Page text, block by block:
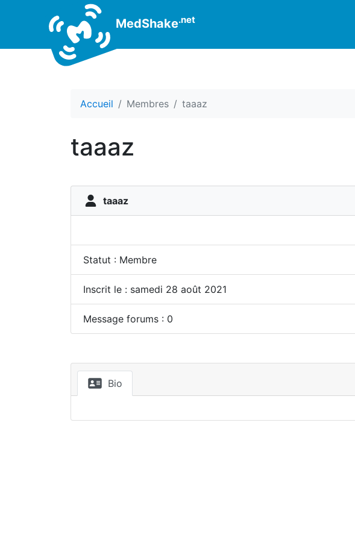
MedShake.net
Accueil Membres taaaz
taaaz
taaaz
Statut : Membre
Inscrit le : samedi 28 août 2021
Message forums : 0
Bio